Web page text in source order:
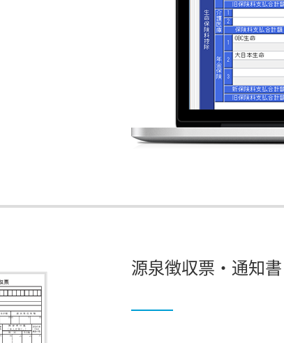
源泉徴収票・通知